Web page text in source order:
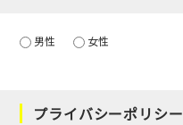
男性 女性
プライバシーポリシー